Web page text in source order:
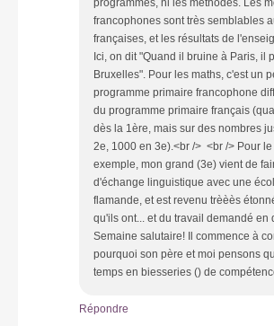
francophones sont très semblables
françaises, et les résultats de
Ici, on dit "Quand il bruine à Paris, il
Bruxelles". Pour les maths, c'est un
programme primaire francophone
du programme primaire français
dès la 1ère, mais sur des nombres
2e, 1000 en 3e).<br /> <br /> Pour
exemple, mon grand (3e) vient de
d'échange linguistique avec une
flamande, et est revenu trèèès
qu'ils ont... et du travail demandé en
Semaine salutaire! Il commence à
pourquoi son père et moi pensons
temps en biesseries () de
Répondre